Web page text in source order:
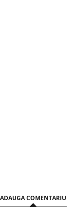
ADAUGA COMENTARIU